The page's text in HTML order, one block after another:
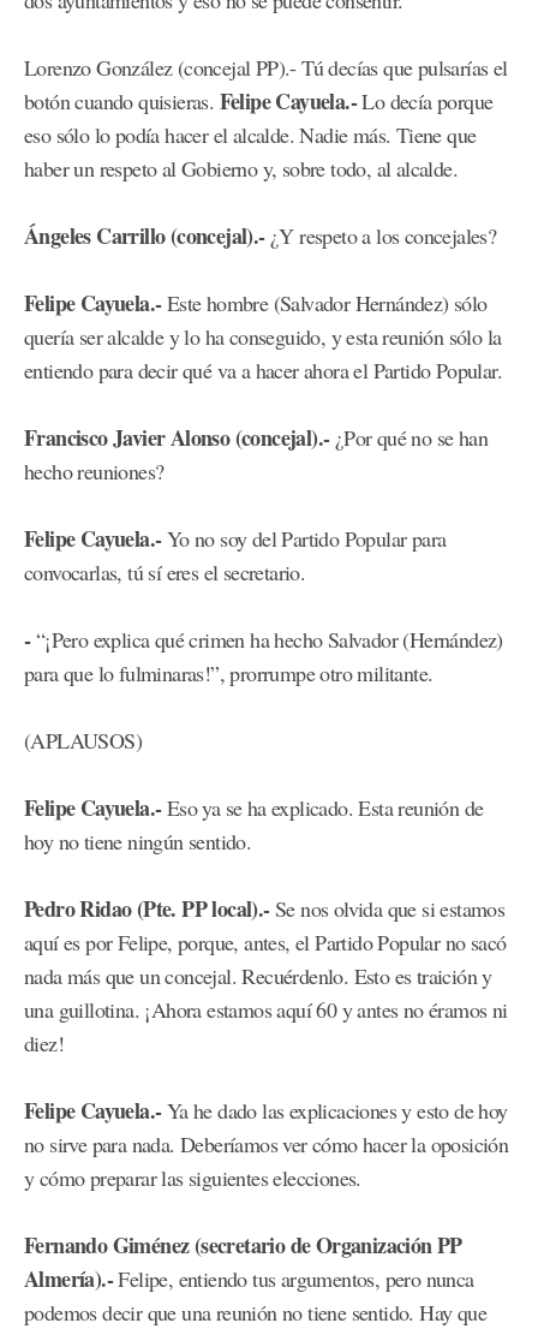
Lorenzo González (concejal PP).- Tú decías que pulsarías el
botón cuando quisieras. Felipe Cayuela.-Lo decía porque
eso sólo lo podía hacer el alcalde. Nadie más. Tiene que
haber un respeto al Gobierno y, sobre todo, al alcalde.
Ángeles Carrillo (concejal).-¿Y respeto a los concejales?
Felipe Cayuela.-Este hombre (Salvador Hernández) sólo
quería ser alcalde y lo ha conseguido, y esta reunión sólo la
entiendo para decir qué va a hacer ahora el Partido Popular.
Francisco Javier Alonso (concejal).-¿Por qué no se han
hecho reuniones?
Felipe Cayuela.-Yo no soy del Partido Popular para
convocarlas, tú sí eres el secretario.
-“¡Pero explica qué crimen ha hecho Salvador (Hernández)
para que lo fulminaras!”, prorrumpe otro militante.
(APLAUSOS)
Felipe Cayuela.-Eso ya se ha explicado. Esta reunión de
hoy no tiene ningún sentido.
Pedro Ridao (Pte. PP local).-Se nos olvida que si estamos
aquí es por Felipe, porque, antes, el Partido Popular no sacó
nada más que un concejal. Recuérdenlo. Esto es traición y
una guillotina. ¡Ahora estamos aquí 60 y antes no éramos ni
diez!
Felipe Cayuela.-Ya he dado las explicaciones y esto de hoy
no sirve para nada. Deberíamos ver cómo hacer la oposición
y cómo preparar las siguientes elecciones.
Fernando Giménez (secretario de Organización PP
Almería).-Felipe, entiendo tus argumentos, pero nunca
podemos decir que una reunión no tiene sentido. Hay que